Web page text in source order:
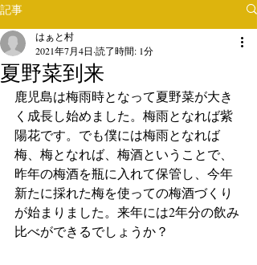
記事
夏野菜到来
はぁと村
2021年7月4日 読了時間: 1分
鹿児島は梅雨時となって夏野菜が大き
く成長し始めました。梅雨となれば紫
陽花です。でも僕には梅雨となれば
梅、梅となれば、梅酒ということで、
昨年の梅酒を瓶に入れて保管し、今年
新たに採れた梅を使っての梅酒づくり
が始まりました。来年には2年分の飲み
比べができるでしょうか？